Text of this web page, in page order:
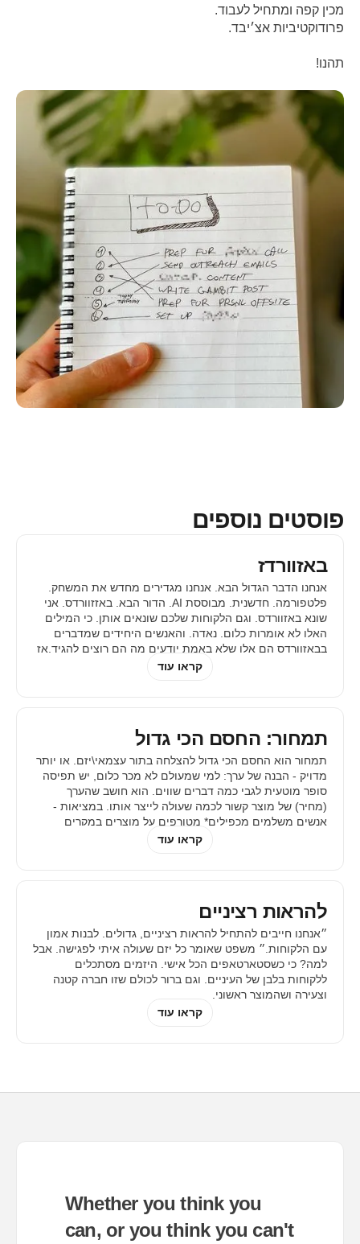
מכין קפה ומתחיל לעבוד.
פרודוקטיביות אצ׳יבד.
תהנו!
פוסטים נוספים
באזוורדז
אנחנו הדבר הגדול הבא. אנחנו מגדירים מחדש את המשחק.
פלטפורמה. חדשנית. מבוססת AI. הדור הבא. באזזוורדס. אני
שונא באזוורדס. וגם הלקוחות שלכם שונאים אותן. כי המילים
האלו לא אומרות כלום. נאדה. והאנשים היחידים שמדברים
בבאזוורדס הם אלו שלא באמת יודעים מה הם רוצים להגיד.אז
בפעם הבאה שיוצא לכם משפט מלא
קראו עוד
תמחור: החסם הכי גדול
תמחור הוא החסם הכי גדול להצלחה בתור עצמאי\יזם.‍ או יותר
מדויק - הבנה של ערך: למי שמעולם לא מכר כלום, יש תפיסה
סופר מוטעית לגבי כמה דברים שווים. ‍הוא חושב שהערך
(מחיר) של מוצר קשור לכמה שעולה לייצר אותו. במציאות -
אנשים משלמים מכפילים* מטורפים על מוצרים במקרים
קראו עוד
להראות רציניים
״אנחנו חייבים להתחיל להראות רציניים, גדולים. לבנות אמון
עם הלקוחות.״ משפט שאומר כל יזם שעולה איתי לפגישה. אבל
למה? כי כשסטארטאפים הכל אישי. היזמים מסתכלים
ללקוחות בלבן של העיניים. וגם ברור לכולם שזו חברה קטנה
וצעירה ושהמוצר ראשוני.
קראו עוד
Whether you think you
can, or you think you can't